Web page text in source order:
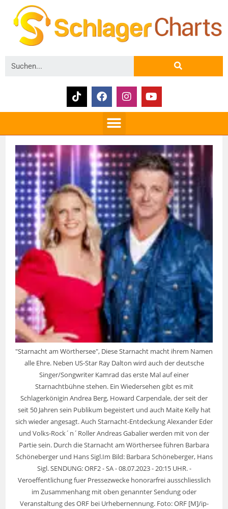
"Starnacht am Wörthersee", Diese Starnacht macht ihrem Namen
alle Ehre. Neben US-Star Ray Dalton wird auch der deutsche
Singer/Songwriter Kamrad das erste Mal auf einer
Starnachtbühne stehen. Ein Wiedersehen gibt es mit
Schlagerkönigin Andrea Berg, Howard Carpendale, der seit der
seit 50 Jahren sein Publikum begeistert und auch Maite Kelly hat
sich wieder angesagt. Auch Starnacht-Entdeckung Alexander Eder
und Volks-Rock´n´Roller Andreas Gabalier werden mit von der
Partie sein. Durch die Starnacht am Wörthersee führen Barbara
Schöneberger und Hans Sigl.Im Bild: Barbara Schöneberger, Hans
Sigl. SENDUNG: ORF2 - SA - 08.07.2023 - 20:15 UHR. -
Veroeffentlichung fuer Pressezwecke honorarfrei ausschliesslich
im Zusammenhang mit oben genannter Sendung oder
Veranstaltung des ORF bei Urhebernennung. Foto: ORF [M]/ip-